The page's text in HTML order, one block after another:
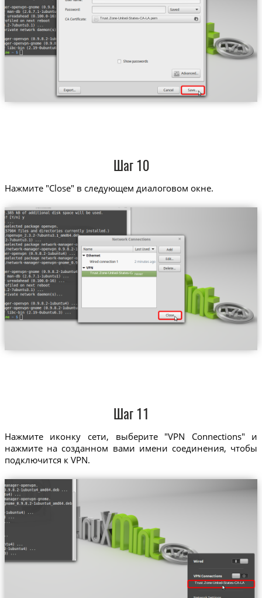
Trust.Zone-United-States-CA-LA.pem
Шаг 10
Нажмите "Close" в следующем диалоговом окне.
Trust.Zone-United-States-CA-LA
Шаг 11
Нажмите иконку сети, выберите "VPN Connections" и
нажмите на созданном вами имени соединения, чтобы
подключится к VPN.
Trust.Zone-United-States-CA-LA